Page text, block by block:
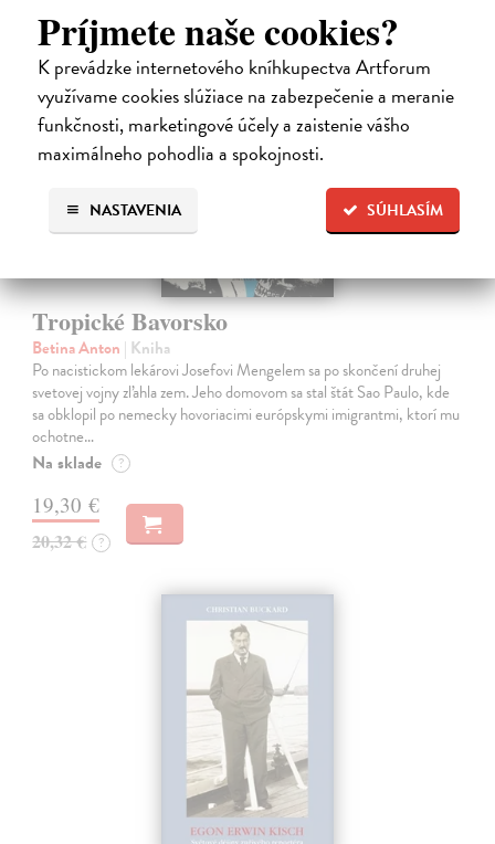
Príjmete naše cookies?
K prevádzke internetového kníhkupectva Artforum
využívame cookies slúžiace na zabezpečenie a meranie
funkčnosti, marketingové účely a zaistenie vášho
maximálneho pohodlia a spokojnosti.
SÚHLASÍM
NASTAVENIA
na sklade
Tropické Bavorsko
Betina Anton | Kniha
Po nacistickom lekárovi Josefovi Mengelem sa po skončení druhej
svetovej vojny zľahla zem. Jeho domovom sa stal štát Sao Paulo, kde
sa obklopil po nemecky hovoriacimi európskymi imigrantmi, ktorí mu
ochotne…
Na sklade ?
19,30 €
20,32 € ?